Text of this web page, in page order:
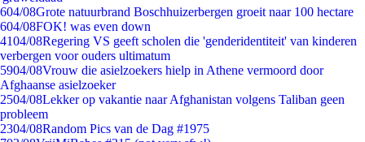
604/08Grote natuurbrand Boschhuizerbergen groeit naar 100 hectare
604/08FOK! was even down
4104/08Regering VS geeft scholen die 'genderidentiteit' van kinderen
verbergen voor ouders ultimatum
5904/08Vrouw die asielzoekers hielp in Athene vermoord door
Afghaanse asielzoeker
2504/08Lekker op vakantie naar Afghanistan volgens Taliban geen
probleem
2304/08Random Pics van de Dag #1975